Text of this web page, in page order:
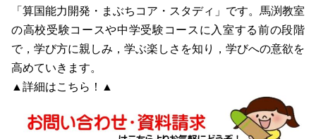
「算国能力開発・まぶちコア・スタディ」です。馬渕教室
の高校受験コースや中学受験コースに入室する前の段階
で，学び方に親しみ，学ぶ楽しさを知り，学びへの意欲を
高めていきます。
▲詳細はこちら ！▲